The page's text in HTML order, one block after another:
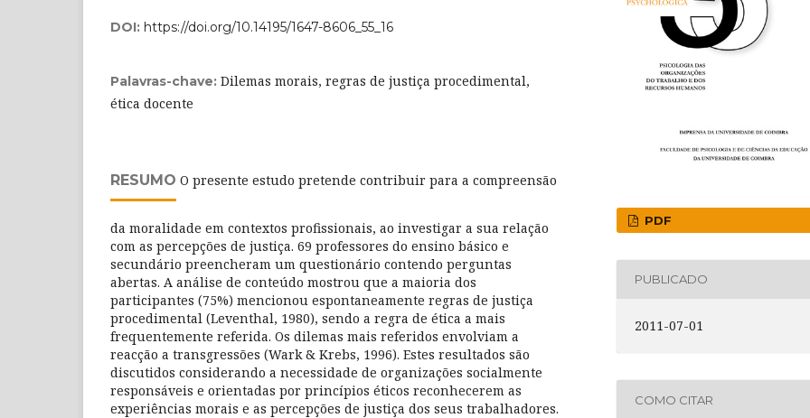
DOI: https://doi.org/10.14195/1647-8606_55_16
Palavras-chave: Dilemas morais, regras de justiça procedimental,
ética docente
RESUMO O presente estudo pretende contribuir para a compreensão
da moralidade em contextos profissionais, ao investigar a sua relação
com as percepções de justiça. 69 professores do ensino básico e
secundário preencheram um questionário contendo perguntas
abertas. A análise de conteúdo mostrou que a maioria dos
participantes (75%) mencionou espontaneamente regras de justiça
procedimental (Leventhal, 1980), sendo a regra de ética a mais
frequentemente referida. Os dilemas mais referidos envolviam a
reacção a transgressões (Wark & Krebs, 1996). Estes resultados são
discutidos considerando a necessidade de organizações socialmente
responsáveis e orientadas por princípios éticos reconhecerem as
experiências morais e as percepções de justiça dos seus trabalhadores.
PDF
PUBLICADO
2011-07-01
COMO CITAR